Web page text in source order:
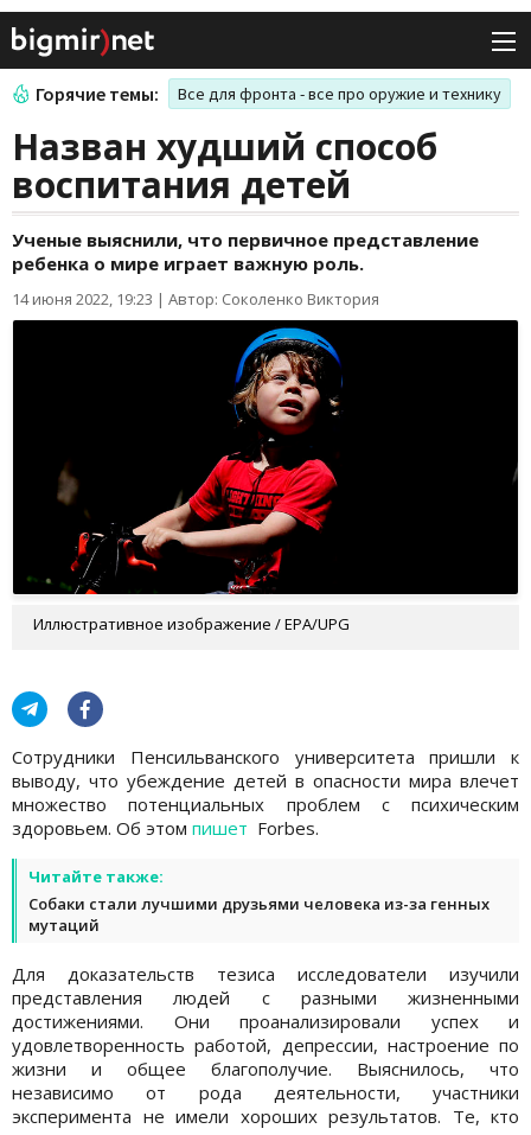
Горячие темы: Все для фронта - все про оружие и технику
Назван худший способ
воспитания детей
Ученые выяснили, что первичное представление
ребенка о мире играет важную роль.
14 июня 2022, 19:23 | Автор: Соколенко Виктория
Иллюстративное изображение / EPA/UPG
Сотрудники Пенсильванского университета пришли к
выводу, что убеждение детей в опасности мира влечет
множество потенциальных проблем с психическим
здоровьем. Об этом пишет Forbes.
Читайте также:
Собаки стали лучшими друзьями человека из-за генных
мутаций
Для доказательств тезиса исследователи изучили
представления людей с разными жизненными
достижениями. Они проанализировали успех и
удовлетворенность работой, депрессии, настроение по
жизни и общее благополучие. Выяснилось, что
независимо от рода деятельности, участники
эксперимента не имели хороших результатов. Те, кто